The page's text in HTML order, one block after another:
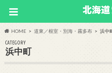
HOME 道東／根室・別海・霧多布 浜中
CATEGORY
浜中町